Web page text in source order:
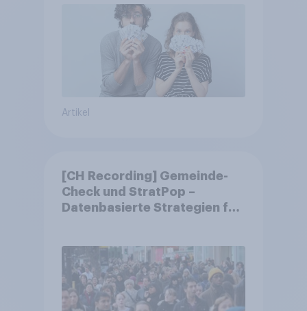
Artikel
[CH Recording] Gemeinde-
Check und StratPop –
Datenbasierte Strategien für